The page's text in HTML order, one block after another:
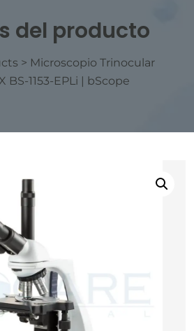
del producto
> Microscopio Trinocular
BS-1153-EPLi | bScope